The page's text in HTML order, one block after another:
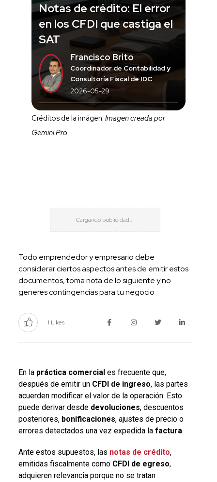
Notas de crédito: El error
en los CFDI que castiga el
SAT
Francisco Brito
Coordinador de Contabilidad y
Consultoría Fiscal de IDC
2026-05-29
Créditos de la imágen: Imagen creada por
Gemini Pro
Todo emprendedor y empresario debe
considerar ciertos aspectos antes de emitir estos
documentos, toma nota de lo siguiente y no
generes contingencias para tu negocio
1 Likes
En la práctica comerciales frecuente que,
después de emitir un CFDI de ingreso, las partes
acuerden modificar el valor de la operación. Esto
puede derivar desde devoluciones, descuentos
posteriores, bonificaciones, ajustes de precio o
errores detectados una vez expedida la factura.
Ante estos supuestos, las notas de crédito,
emitidas fiscalmente como CFDI de egreso,
adquieren relevancia porque no se tratan